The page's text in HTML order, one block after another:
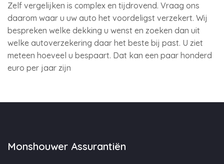
Zelf vergelijken is complex en tijdrovend. Vraag ons
daarom waar u uw auto het voordeligst verzekert. Wij
bespreken welke dekking u wenst en zoeken dan uit
welke autoverzekering daar het beste bij past. U ziet
meteen hoeveel u bespaart. Dat kan een paar honderd
euro per jaar zijn
Monshouwer Assurantiën